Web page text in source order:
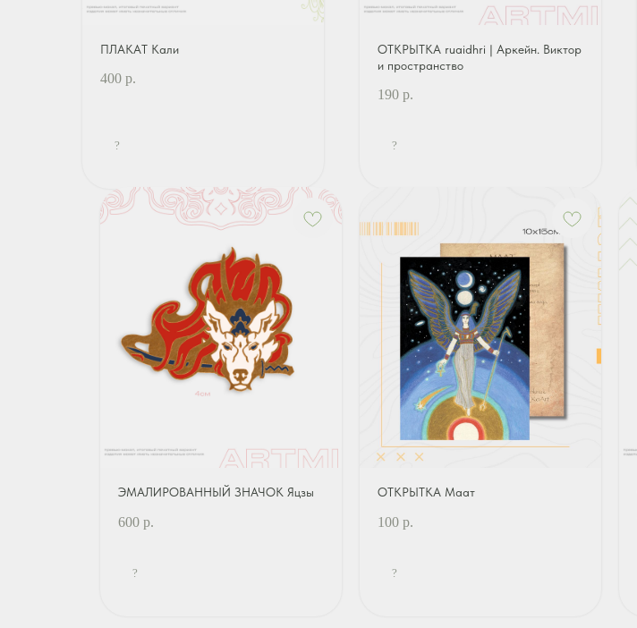
ПЛАКАТ Кали
400 р.
?
ОТКРЫТКА ruaidhri | Аркейн. Виктор
и пространство
190 р.
?
ЭМАЛИРОВАННЫЙ ЗНАЧОК Яцзы
600 р.
?
ОТКРЫТКА Маат
100 р.
?